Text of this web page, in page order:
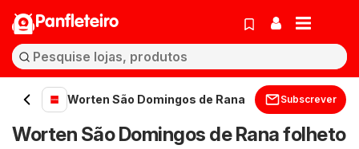
Panfleteiro
Worten São Domingos de Rana Subscrever
Worten São Domingos de Rana folheto